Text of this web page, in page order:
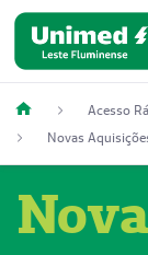
Acesso
Novas